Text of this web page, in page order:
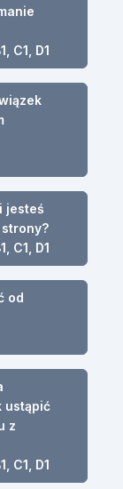
C1, D1
jesteś
C1, D1
od
ustąpić
z
C1, D1